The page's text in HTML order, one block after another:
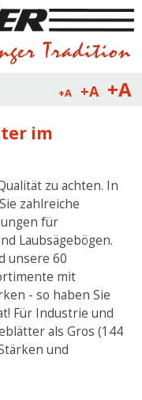
+A +A +A
im
zu achten. In
zahlreiche
für
Laubsägebögen.
unsere 60
mit
- so haben Sie
Für Industrie und
als Gros (144
und